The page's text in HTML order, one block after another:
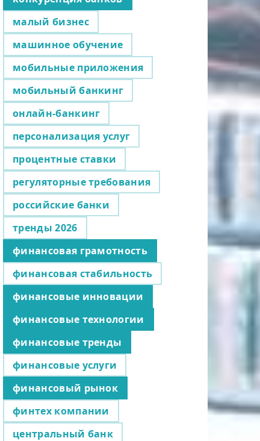
малый бизнес
машинное обучение
мобильные приложения
мобильный банкинг
онлайн-банкинг
персонализация услуг
процентные ставки
регуляторные требования
российские банки
тренды 2026
финансовая грамотность
финансовая стабильность
финансовые инновации
финансовые технологии
финансовые тренды
финансовые услуги
финансовый рынок
финтех компании
центральный банк